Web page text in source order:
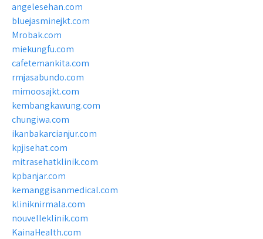
angelesehan.com
bluejasminejkt.com
Mrobak.com
miekungfu.com
cafetemankita.com
rmjasabundo.com
mimoosajkt.com
kembangkawung.com
chungiwa.com
ikanbakarcianjur.com
kpjisehat.com
mitrasehatklinik.com
kpbanjar.com
kemanggisanmedical.com
kliniknirmala.com
nouvelleklinik.com
KainaHealth.com